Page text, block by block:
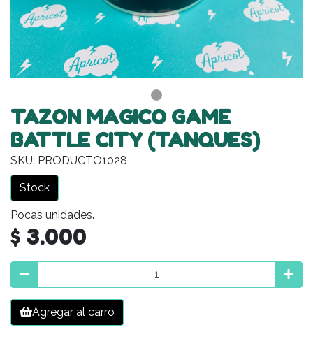
TAZON MAGICO GAME
BATTLE CITY (TANQUES)
SKU: PRODUCTO1028
Stock
Pocas unidades.
$ 3.000
Agregar al carro